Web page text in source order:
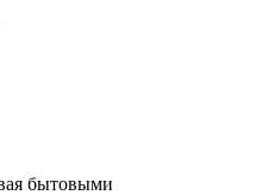
бытовыми